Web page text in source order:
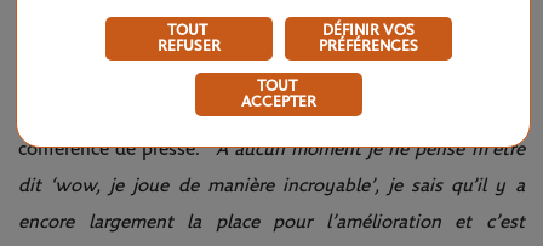
confiant pour l’avenir. "
C’est vraiment super d’avoir pu
arriver à ce niveau, de savoir que je peux jouer comme ça et
j’ai l’impression que je peux le reproduire," a-t-il expliqué en
conférence de presse. "À aucun moment je ne pense m’être
dit ‘wow, je joue de manière incroyable’, je sais qu’il y a
encore largement la place pour l’amélioration et c’est
TOUT
REFUSER
DÉFINIR VOS
PRÉFÉRENCES
TOUT
ACCEPTER